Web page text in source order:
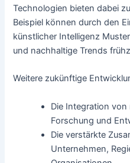
Technologien bieten dabei
Beispiel können durch den
künstlicher Intelligenz
und nachhaltige Trends
Weitere zukünftige
Die Integration
Forschung und
Die verstärkte
Unternehmen,